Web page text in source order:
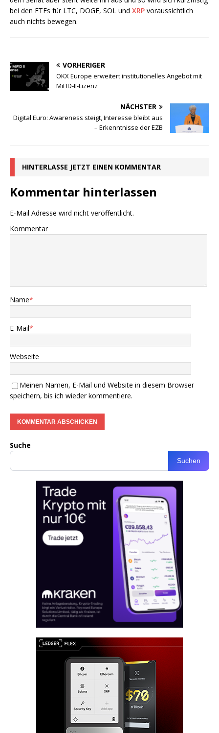
bei den ETFs für LTC, DOGE, SOL und XRP voraussichtlich
auch nichts bewegen.
VORHERIGER
OKX Europe erweitert institutionelles Angebot mit
MiFID-II-Lizenz
NÄCHSTER
Digital Euro: Awareness steigt, Interesse bleibt aus
– Erkenntnisse der EZB
HINTERLASSE JETZT EINEN KOMMENTAR
Kommentar hinterlassen
E-Mail Adresse wird nicht veröffentlicht.
Kommentar
Name*
E-Mail*
Webseite
Meinen Namen, E-Mail und Website in diesem Browser
speichern, bis ich wieder kommentiere.
Suche
Suchen